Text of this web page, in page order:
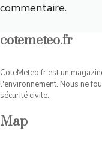
commentaire.
cotemeteo.fr
CoteMeteo.fr est un
l'environnement. Nous ne
sécurité civile.
Map